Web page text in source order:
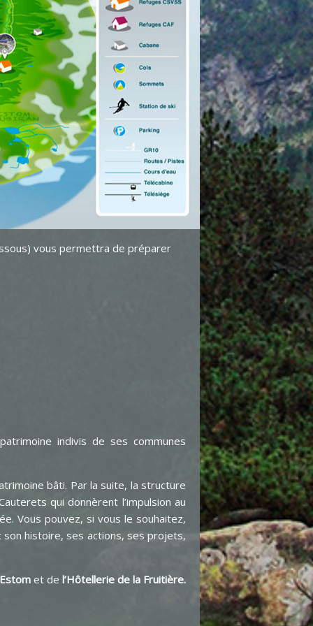
vous permettra de préparer
indivis de ses communes
bâti. Par la suite, la structure
qui donnèrent l’impulsion au
Vous pouvez, si vous le souhaitez,
son histoire, ses actions, ses projets,
Estom et de l’Hôtellerie de la Fruitière.